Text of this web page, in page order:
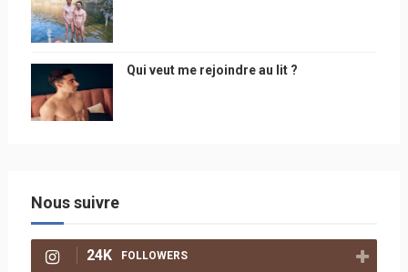
Qui veut me rejoindre au lit ?
Nous suivre
24K FOLLOWERS